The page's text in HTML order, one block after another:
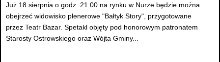
Już 18 sierpnia o godz. 21.00 na rynku w Nurze będzie można
obejrzeć widowisko plenerowe "Bałtyk Story", przygotowane
przez Teatr Bazar. Spetakl objęty pod honorowym patronatem
Starosty Ostrowskiego oraz Wójta Gminy...